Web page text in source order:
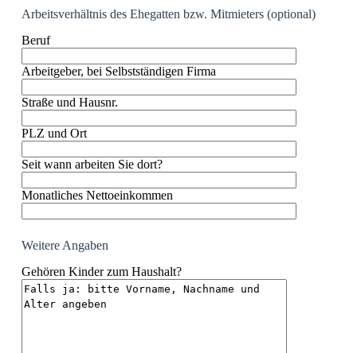
Arbeitsverhältnis des Ehegatten bzw. Mitmieters (optional)
Beruf
Arbeitgeber, bei Selbstständigen Firma
Straße und Hausnr.
PLZ und Ort
Seit wann arbeiten Sie dort?
Monatliches Nettoeinkommen
Weitere Angaben
Gehören Kinder zum Haushalt?